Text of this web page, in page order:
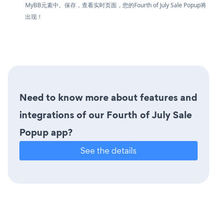
MyBB元素中。保存，查看实时页面，您的Fourth of July Sale Popup将
出现！
Need to know more about features and
integrations of our Fourth of July Sale
Popup app?
See the details